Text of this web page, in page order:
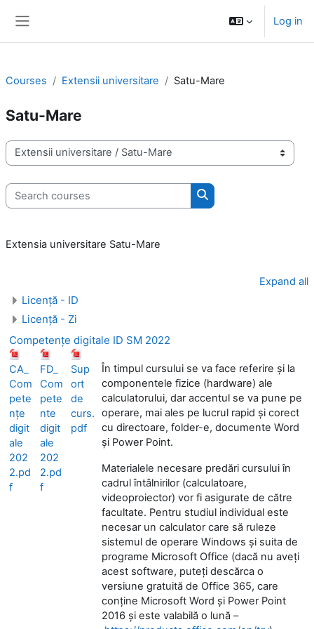
Log in
Courses Extensii universitare Satu-Mare
Satu-Mare
Course categories
Search courses
Search courses
Extensia universitare Satu-Mare
Expand all
Licență - ID
Licență - Zi
Competențe digitale ID SM 2022
CA_
Com
pete
nțe
digit
ale
202
2.pd
f
FD_
Com
pete
nte
digit
ale
202
2.pd
f
Sup
ort
de
curs.
pdf
În timpul cursului se va face referire și la
componentele fizice (hardware) ale
calculatorului, dar accentul se va pune pe
operare, mai ales pe lucrul rapid și corect
cu directoare, folder-e, documente Word
și Power Point.
Materialele necesare predări cursului în
cadrul întâlnirilor (calculatoare,
videoproiector) vor fi asigurate de către
facultate. Pentru studiul individual este
necesar un calculator care să ruleze
sistemul de operare Windows și suita de
programe Microsoft Office (dacă nu aveți
acest software, puteți descărca o
versiune gratuită de Office 365, care
conține Microsoft Word și Power Point
2016 și este valabilă o lună –